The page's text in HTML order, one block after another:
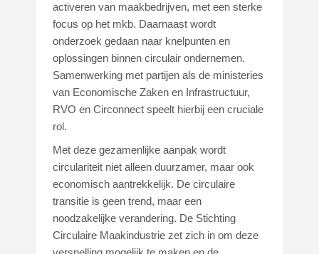
activeren van maakbedrijven, met een sterke
focus op het mkb. Daarnaast wordt
onderzoek gedaan naar knelpunten en
oplossingen binnen circulair ondernemen.
Samenwerking met partijen als de ministeries
van Economische Zaken en Infrastructuur,
RVO en Circonnect speelt hierbij een cruciale
rol.
Met deze gezamenlijke aanpak wordt
circulariteit niet alleen duurzamer, maar ook
economisch aantrekkelijk. De circulaire
transitie is geen trend, maar een
noodzakelijke verandering. De Stichting
Circulaire Maakindustrie zet zich in om deze